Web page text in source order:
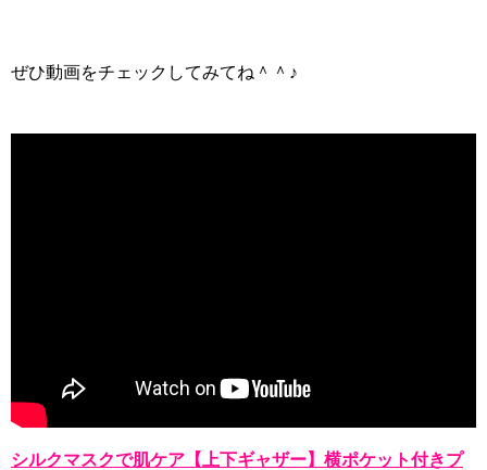
ぜひ動画をチェックしてみてね＾＾♪
シルクマスクで肌ケア【上下ギャザー】横ポケット付きプ